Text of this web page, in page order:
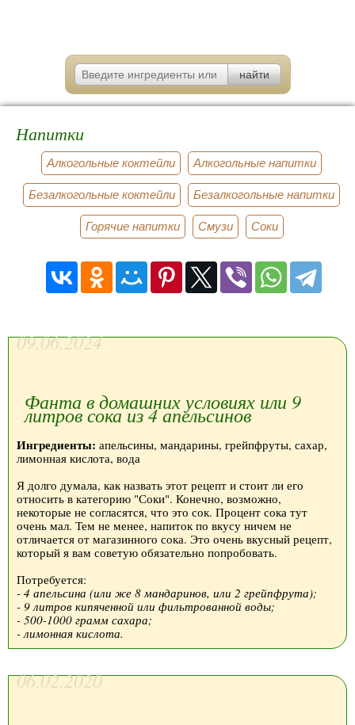
Напитки
Алкогольные коктейли Алкогольные напитки
Безалкогольные коктейли Безалкогольные напитки
Горячие напитки Смузи Соки
09.06.2024
Фанта в домашних условиях или 9
литров сока из 4 апельсинов
Ингредиенты: апельсины, мандарины, грейпфруты, сахар,
лимонная кислота, вода
Я долго думала, как назвать этот рецепт и стоит ли его
относить в категорию "Соки". Конечно, возможно,
некоторые не согласятся, что это сок. Процент сока тут
очень мал. Тем не менее, напиток по вкусу ничем не
отличается от магазинного сока. Это очень вкусный рецепт,
который я вам советую обязательно попробовать.
Потребуется:
- 4 апельсина (или же 8 мандаринов, или 2 грейпфрута);
- 9 литров кипяченной или фильтрованной воды;
- 500-1000 грамм сахара;
- лимонная кислота.
06.02.2020